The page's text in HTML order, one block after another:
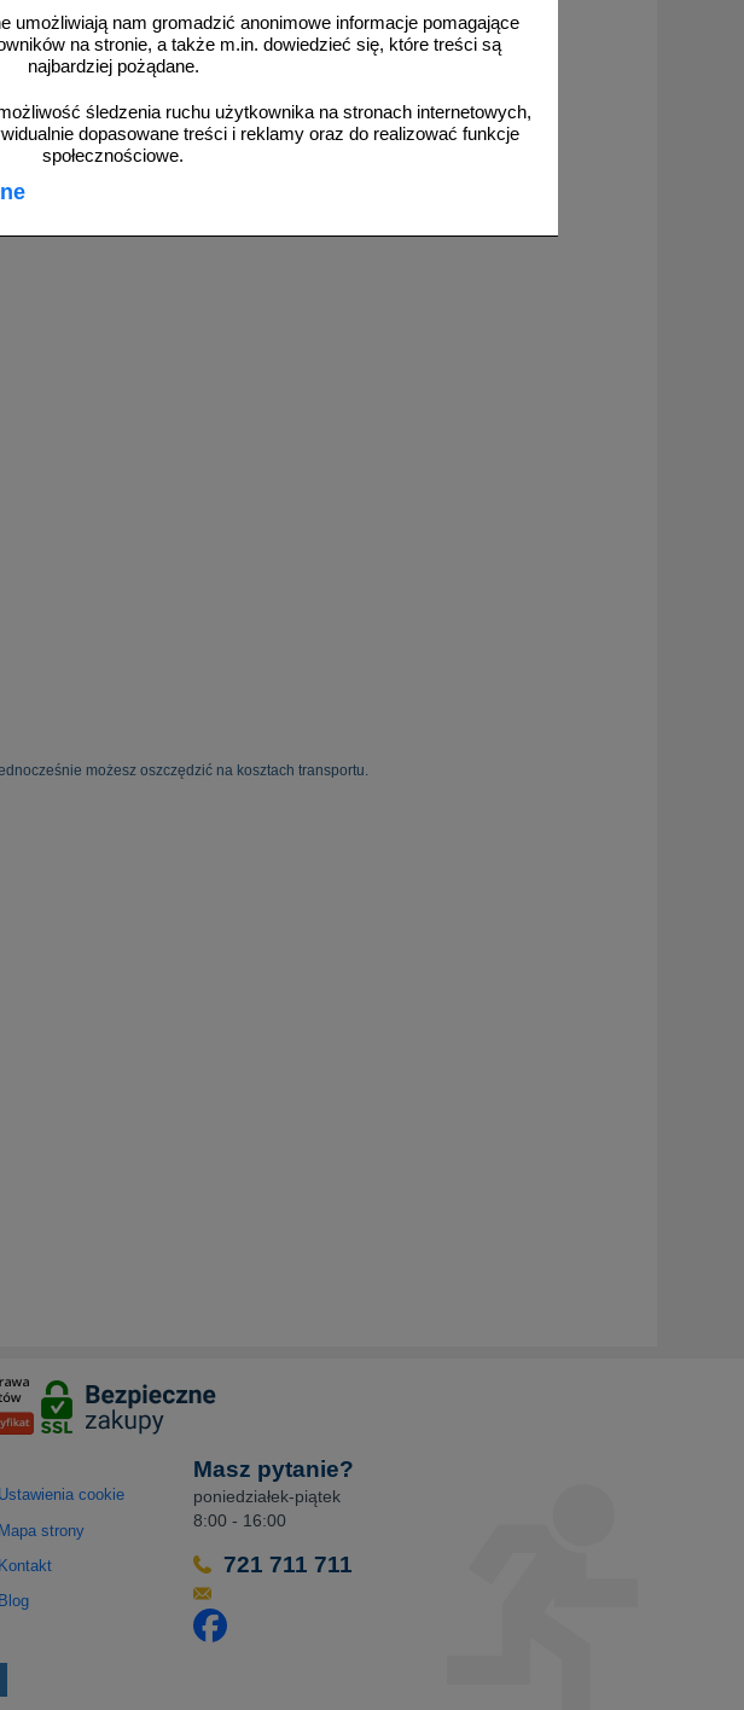
umożliwiają nam gromadzić anonimowe informacje pomagające
na stronie, a także m.in. dowiedzieć się, które treści są
najbardziej pożądane.
śledzenia ruchu użytkownika na stronach internetowych,
dopasowane treści i reklamy oraz do realizować funkcje
społecznościowe.
zobacz do koszyka
możesz oszczędzić na kosztach transportu.
Ustawienia cookie
Mapa strony
Kontakt
Blog
Masz pytanie?
poniedziałek-piątek
8:00 - 16:00
721 711 711
Odwiedź nasz profil na Facebooku